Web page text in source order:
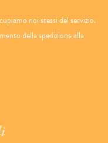
noi stessi del servizio.
della spedizione alla